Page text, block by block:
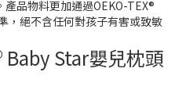
品物料更加通過OEKO-TEX®
，絕不含任何對孩子有害或致敏
Star嬰兒枕頭